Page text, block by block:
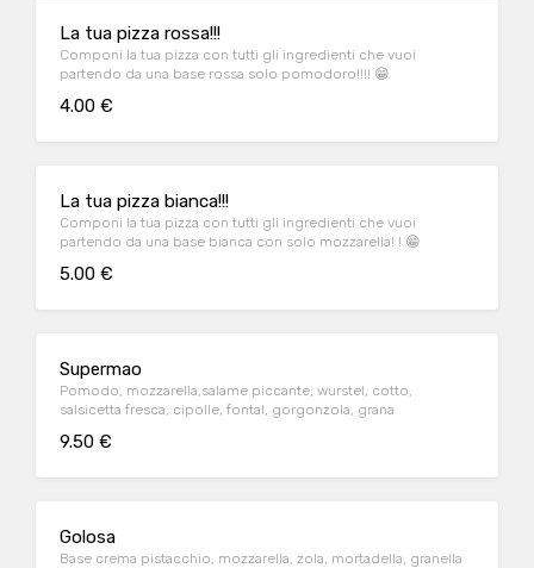
La tua pizza rossa!!!
Componi la tua pizza con tutti gli ingredienti che vuoi
partendo da una base rossa solo pomodoro!!!! 😁
4.00 €
La tua pizza bianca!!!
Componi la tua pizza con tutti gli ingredienti che vuoi
partendo da una base bianca con solo mozzarella! ! 😁
5.00 €
Supermao
Pomodo, mozzarella,salame piccante, wurstel, cotto,
salsicetta fresca, cipolle, fontal, gorgonzola, grana
9.50 €
Golosa
Base crema pistacchio, mozzarella, zola, mortadella, granella